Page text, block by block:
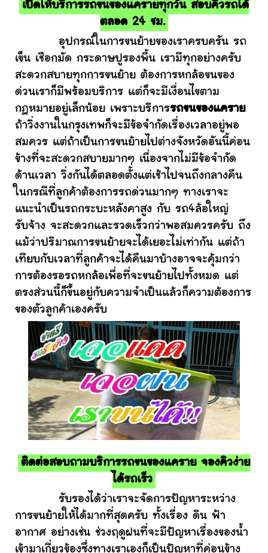
เปิดให้บริการรถขนของแครายทุกวัน สอบคิวรถได้
ตลอด 24 ชม.
อุปกรณ์ในการขนย้ายของเราครบครัน รถ
เข็น เชือกมัด กระดาษปูรองพื้น เรามีทุกอย่างครับ
สะดวกสบายทุกการขนย้าย ต้องการหกล้อขนของ
ด่วนเราก็มีพร้อมบริการ แต่ก็จะมีเงื่อนไขตาม
กฎหมายอยู่เล็กน้อย เพราะบริการรถขนของแคราย
ถ้าวิ่งงานในกรุงเทพก็จะมีข้อจำกัดเรื่องเวลาอยู่พอ
สมควร แต่ถ้าเป็นการขนย้ายไปต่างจังหวัดอันนี้ค่อน
ข้างที่จะสะดวกสบายมากๆ เนื่องจากไม่มีข้อจำกัด
ด้านเวลา วิ่งกันได้ตลอดตั้งแต่เช้าไปจนถึงกลางคืน
ในกรณีที่ลูกค้าต้องการรถด่วนมากๆ ทางเราจะ
แนะนำเป็นรถกระบะหลังคาสูง กับ รถ4ล้อใหญ่
รับจ้าง จะสะดวกและรวดเร็วกว่าพอสมควรครับ ถึง
แม้ว่าปริมาณการขนย้ายจะได้เยอะไม่เท่ากัน แต่ถ้า
เทียบกับเวลาที่ลูกค้าจะได้คืนมาบ้างอาจจะคุ้มกว่า
การต้องรอรถหกล้อเพื่อที่จะขนย้ายไปทั้งหมด แต่
ตรงส่วนนี้ก็ขึ้นอยู่กับความจำเป็นแล้วก็ความต้องการ
ของตัวลูกค้าเองครับ
ติดต่อสอบถามบริการรถขนของแคราย จองคิวง่าย
ได้รถเร็ว
รับรองได้ว่าเราจะจัดการปัญหาระหว่าง
การขนย้ายให้ได้มากที่สุดครับ ทั้งเรื่อง ดิน ฟ้า
อากาศ อย่างเช่น ช่วงฤดูฝนที่จะมีปัญหาเรื่องของน้ำ
เข้ามาเกี่ยวข้องซึ่งทางเราเองก็เป็นปัญหาที่ค่อนข้าง